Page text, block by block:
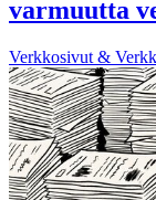
varmuutta
Verkkosivut &